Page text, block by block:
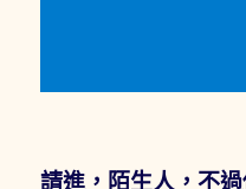
請進，陌生人，不